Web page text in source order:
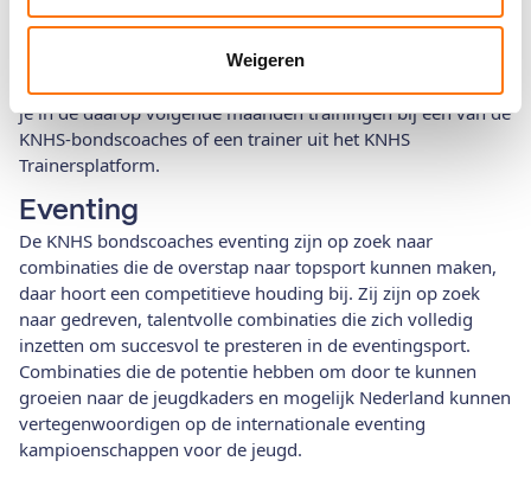
Weigeren
welke combinaties door gaan naar het tweede deel van de
trainingen. Alleen de beste combinaties gaan verder in het
KNHS Talentenplan en krijgen extra trainingen. Behoor jij tot
de meest talentvolle combinaties van Nederland? Dan volg
je in de daarop volgende maanden trainingen bij één van de
KNHS-bondscoaches of een trainer uit het KNHS
Trainersplatform.
Eventing
De KNHS bondscoaches eventing zijn op zoek naar
combinaties die de overstap naar topsport kunnen maken,
daar hoort een competitieve houding bij. Zij zijn op zoek
naar gedreven, talentvolle combinaties die zich volledig
inzetten om succesvol te presteren in de eventingsport.
Combinaties die de potentie hebben om door te kunnen
groeien naar de jeugdkaders en mogelijk Nederland kunnen
vertegenwoordigen op de internationale eventing
kampioenschappen voor de jeugd.